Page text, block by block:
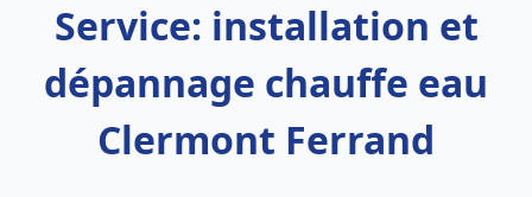
Service: installation et
dépannage chauffe eau
Clermont Ferrand